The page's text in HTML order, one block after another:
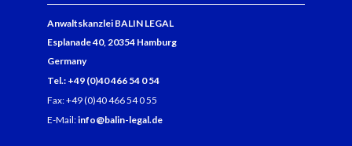
Anwaltskanzlei BALIN LEGAL
Esplanade 40, 20354 Hamburg
Germany
Tel.: +49 (0)40 466 54 0 54
Fax: +49 (0)40 466 54 0 55
E-Mail:info@balin-legal.de